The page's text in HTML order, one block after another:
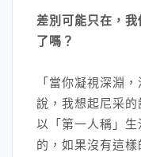
差別可能只在，我
了嗎？
「當你凝視深淵
說，我想起尼采
以「第一人稱」
的，如果沒有這